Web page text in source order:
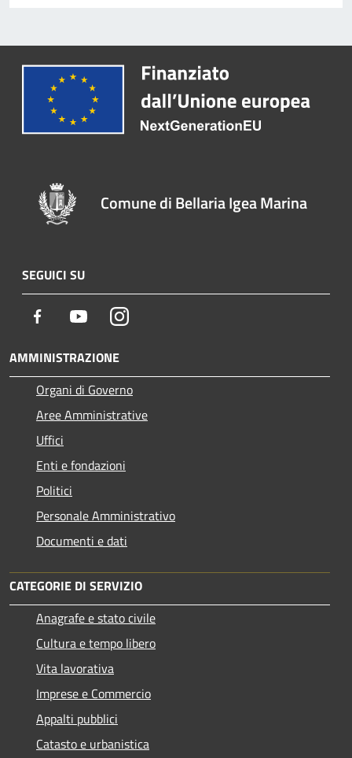
Comune di Bellaria Igea Marina
SEGUICI SU
Facebook YoutubeInstagram
AMMINISTRAZIONE
Organi di Governo
Aree Amministrative
Uffici
Enti e fondazioni
Politici
Personale Amministrativo
Documenti e dati
CATEGORIE DI SERVIZIO
Anagrafe e stato civile
Cultura e tempo libero
Vita lavorativa
Imprese e Commercio
Appalti pubblici
Catasto e urbanistica